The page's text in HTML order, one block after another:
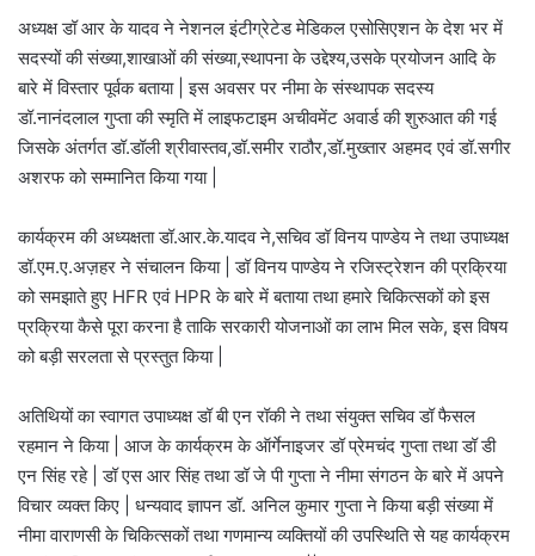
अध्यक्ष डॉ आर के यादव ने नेशनल इंटीग्रेटेड मेडिकल एसोसिएशन के देश भर में
सदस्यों की संख्या,शाखाओं की संख्या,स्थापना के उद्देश्य,उसके प्रयोजन आदि के
बारे में विस्तार पूर्वक बताया | इस अवसर पर नीमा के संस्थापक सदस्य
डॉ.नानंदलाल गुप्ता की स्मृति में लाइफटाइम अचीवमेंट अवार्ड की शुरुआत की गई
जिसके अंतर्गत डॉ.डॉली श्रीवास्तव,डॉ.समीर राठौर,डॉ.मुख्तार अहमद एवं डॉ.सगीर
अशरफ को सम्मानित किया गया |
कार्यक्रम की अध्यक्षता डॉ.आर.के.यादव ने,सचिव डॉ विनय पाण्डेय ने तथा उपाध्यक्ष
डॉ.एम.ए.अज़हर ने संचालन किया | डॉ विनय पाण्डेय ने रजिस्ट्रेशन की प्रक्रिया
को समझाते हुए HFR एवं HPR के बारे में बताया तथा हमारे चिकित्सकों को इस
प्रक्रिया कैसे पूरा करना है ताकि सरकारी योजनाओं का लाभ मिल सके, इस विषय
को बड़ी सरलता से प्रस्तुत किया |
अतिथियों का स्वागत उपाध्यक्ष डॉ बी एन रॉकी ने तथा संयुक्त सचिव डॉ फैसल
रहमान ने किया | आज के कार्यक्रम के ऑर्गेनाइजर डॉ प्रेमचंद गुप्ता तथा डॉ डी
एन सिंह रहे | डॉ एस आर सिंह तथा डॉ जे पी गुप्ता ने नीमा संगठन के बारे में अपने
विचार व्यक्त किए | धन्यवाद ज्ञापन डॉ. अनिल कुमार गुप्ता ने किया बड़ी संख्या में
नीमा वाराणसी के चिकित्सकों तथा गणमान्य व्यक्तियों की उपस्थिति से यह कार्यक्रम